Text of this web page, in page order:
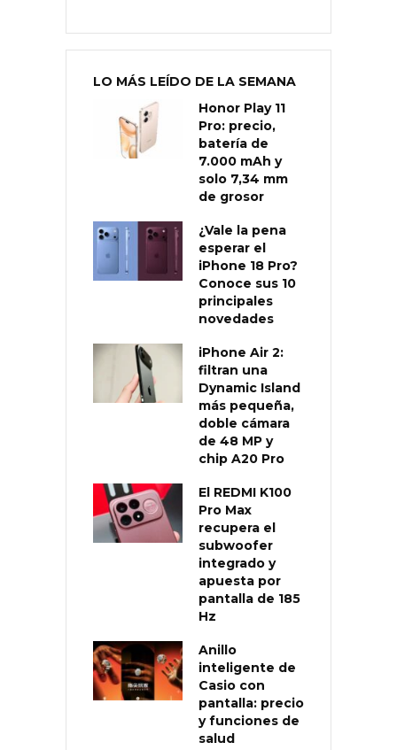
LO MÁS LEÍDO DE LA SEMANA
Honor Play 11
Pro: precio,
batería de
7.000 mAh y
solo 7,34 mm
de grosor
¿Vale la pena
esperar el
iPhone 18 Pro?
Conoce sus 10
principales
novedades
iPhone Air 2:
filtran una
Dynamic Island
más pequeña,
doble cámara
de 48 MP y
chip A20 Pro
El REDMI K100
Pro Max
recupera el
subwoofer
integrado y
apuesta por
pantalla de 185
Hz
Anillo
inteligente de
Casio con
pantalla: precio
y funciones de
salud